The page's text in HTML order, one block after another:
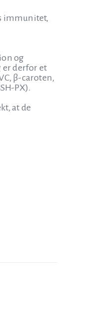
immunitet,
og
er derfor et
β-caroten,
PX).
at de